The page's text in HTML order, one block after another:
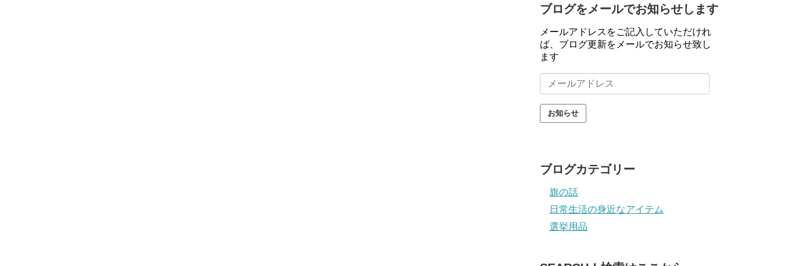
ブログをメールでお知らせします
メールアドレスをご記入していただけれ
ば、ブログ更新をメールでお知らせ致し
ます
ー
ル
ア
ブログカテゴリー
旗の話
日常生活の身近なアイテム
選挙用品